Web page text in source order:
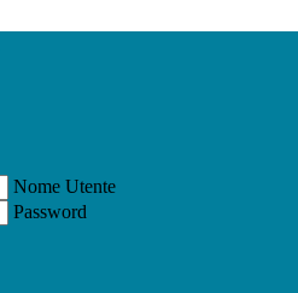
Nome Utente
Password